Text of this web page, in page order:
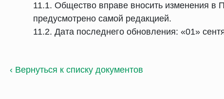
11.1. Общество вправе вносить изменения в
предусмотрено самой редакцией.
11.2. Дата последнего обновления: «01»
‹ Вернуться к списку документов